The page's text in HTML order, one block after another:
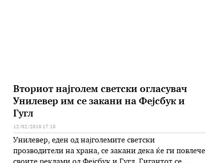
Вториот најголем светски огласувач
Унилевер им се закани на Фејсбук и
Гугл
12/02/2018 17:18
Унилевер, еден од најголемите светски
прозводители на храна, се закани дека ќе ги повлече